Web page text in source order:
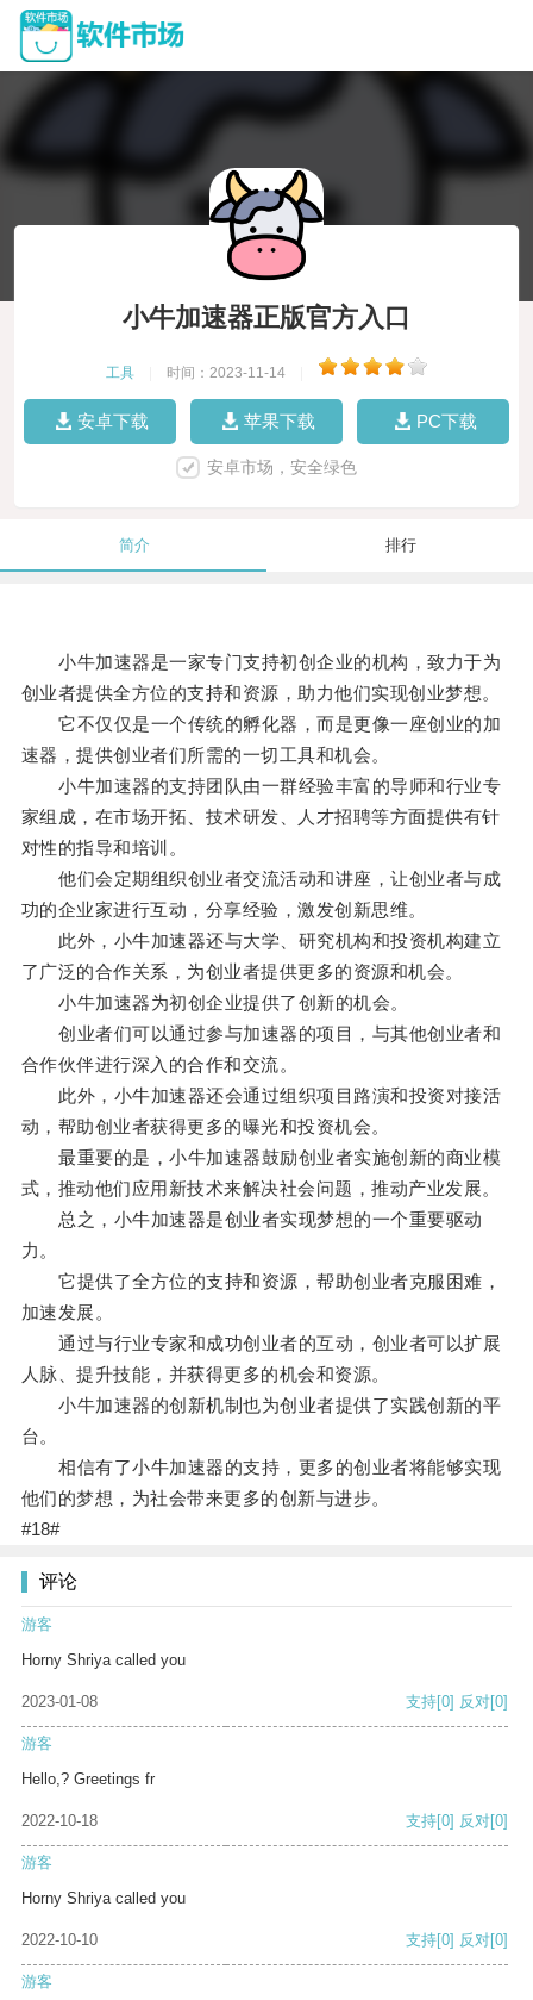
小牛加速器正版官方入口
工具 时间：2023-11-14
安卓下载 苹果下载 PC下载
安卓市场，安全绿色
简介 排行
小牛加速器是一家专门支持初创企业的机构，致力于为
创业者提供全方位的支持和资源，助力他们实现创业梦想。
它不仅仅是一个传统的孵化器，而是更像一座创业的加
速器，提供创业者们所需的一切工具和机会。
小牛加速器的支持团队由一群经验丰富的导师和行业专
家组成，在市场开拓、技术研发、人才招聘等方面提供有针
对性的指导和培训。
他们会定期组织创业者交流活动和讲座，让创业者与成
功的企业家进行互动，分享经验，激发创新思维。
此外，小牛加速器还与大学、研究机构和投资机构建立
了广泛的合作关系，为创业者提供更多的资源和机会。
小牛加速器为初创企业提供了创新的机会。
创业者们可以通过参与加速器的项目，与其他创业者和
合作伙伴进行深入的合作和交流。
此外，小牛加速器还会通过组织项目路演和投资对接活
动，帮助创业者获得更多的曝光和投资机会。
最重要的是，小牛加速器鼓励创业者实施创新的商业模
式，推动他们应用新技术来解决社会问题，推动产业发展。
总之，小牛加速器是创业者实现梦想的一个重要驱动
力。
它提供了全方位的支持和资源，帮助创业者克服困难，
加速发展。
通过与行业专家和成功创业者的互动，创业者可以扩展
人脉、提升技能，并获得更多的机会和资源。
小牛加速器的创新机制也为创业者提供了实践创新的平
台。
相信有了小牛加速器的支持，更多的创业者将能够实现
他们的梦想，为社会带来更多的创新与进步。
#18#
评论
游客
Horny Shriya called you
2023-01-08 支持[0] 反对[0]
游客
Hello,? Greetings fr
2022-10-18 支持[0] 反对[0]
游客
Horny Shriya called you
2022-10-10 支持[0] 反对[0]
游客